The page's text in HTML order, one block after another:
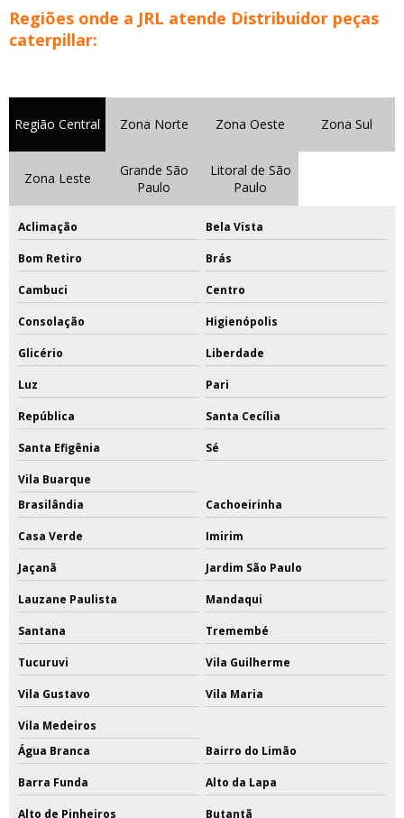
Regiões onde a JRL atende Distribuidor peças
caterpillar:
Região Central Zona Norte Zona Oeste Zona Sul
Zona Leste
Grande São
Paulo
Litoral de São
Paulo
Aclimação Bela Vista
Bom Retiro Brás
Cambuci Centro
Consolação Higienópolis
Glicério Liberdade
Luz Pari
República Santa Cecília
Santa Efigênia Sé
Vila Buarque
Brasilândia
Cachoeirinha
Casa Verde Imirim
Jaçanã Jardim São Paulo
Lauzane Paulista Mandaqui
Santana Tremembé
Tucuruvi Vila Guilherme
Vila Gustavo Vila Maria
Vila Medeiros
Água Branca
Bairro do Limão
Barra Funda Alto da Lapa
Alto de Pinheiros Butantã